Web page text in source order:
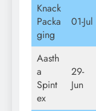
Knack
Packa
ging
01-Jul
Aasth
a
Spint
ex
29-
Jun